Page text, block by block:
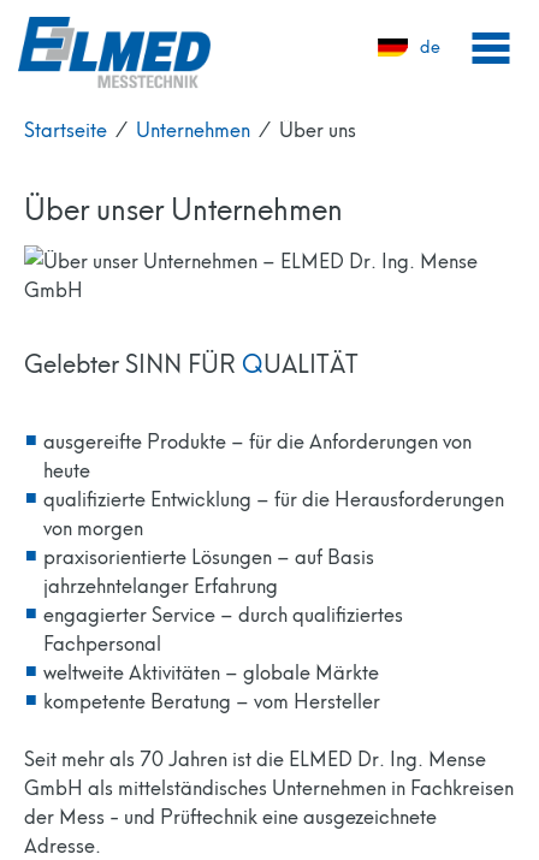
de
Startseite ⁄ Unternehmen ⁄ Über uns
Über unser Unternehmen
Gelebter SINN FÜR QUALITÄT
ausgereifte Produkte – für die Anforderungen von
heute
qualifizierte Entwicklung – für die Herausforderungen
von morgen
praxisorientierte Lösungen – auf Basis
jahrzehntelanger Erfahrung
engagierter Service – durch qualifiziertes
Fachpersonal
weltweite Aktivitäten – globale Märkte
kompetente Beratung – vom Hersteller
Seit mehr als 70 Jahren ist die ELMED Dr. Ing. Mense
GmbH als mittelständisches Unternehmen in Fachkreisen
der Mess - und Prüftechnik eine ausgezeichnete
Adresse.